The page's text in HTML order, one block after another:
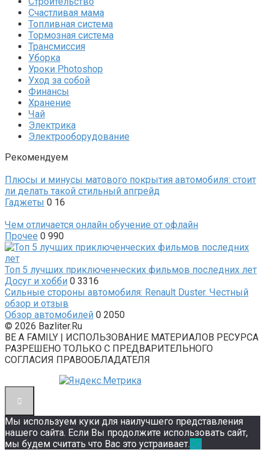
Счастливая мама
Топливная система
Тормозная система
Трансмиссия
Уборка
Уроки Photoshop
Уход за собой
Финансы
Хранение
Чай
Электрика
Электрооборудование
Рекомендуем
Плюсы и минусы матового покрытия автомобиля: стоит
ли делать такой стильный апгрейд
Гаджеты 0 16
Чем отличается онлайн обучение от офлайн
Прочее 0 990
Топ 5 лучших приключенческих фильмов последних лет
Досуг и хобби 0 3316
Сильные стороны автомобиля: Renault Duster. Честный
обзор и отзыв
Обзор автомобилей 0 2050
© 2026 Bazliter.Ru
BE A FAMILY | ИСПОЛЬЗОВАНИЕ МАТЕРИАЛОВ РЕСУРСА
РАЗРЕШЕНО ТОЛЬКО С ПРЕДВАРИТЕЛЬНОГО
СОГЛАСИЯ ПРАВООБЛАДАТЕЛЯ
Мы используем куки для наилучшего представления
нашего сайта. Если Вы продолжите использовать сайт,
мы будем считать что Вас это устраивает.Ок